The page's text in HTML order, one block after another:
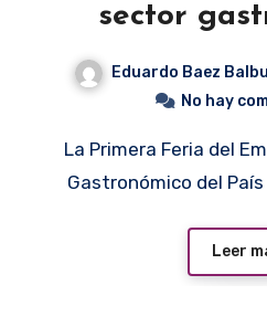
sector
Eduardo Baez
No hay
La Primera Feria del Empleo para el Sector
Gastronómico del
Leer